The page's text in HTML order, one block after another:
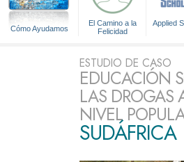
Cómo Ayudamos
El Camino a la
Felicidad
Applied
ESTUDIO DE CASO
EDUCACIÓN
LAS DROGAS
NIVEL
SUDÁFRICA